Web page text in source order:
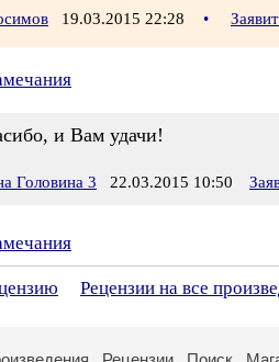
19.03.2015 22:28 •
и Вам удачи!
Головина 3 22.03.2015 10:50
Рецензии на все